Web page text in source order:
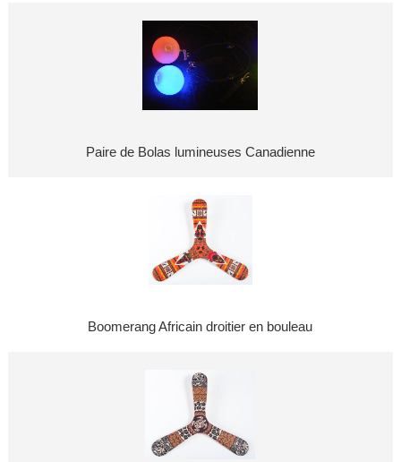
Paire de Bolas lumineuses Canadienne
Boomerang Africain droitier en bouleau